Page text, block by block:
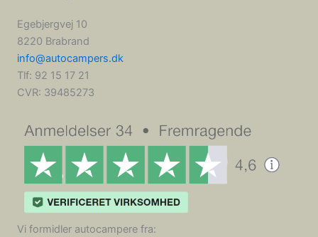
Egebjergvej 10
8220 Brabrand
info@autocampers.dk
Tlf: 92 15 17 21
CVR: 39485273
Vi formidler autocampere fra: